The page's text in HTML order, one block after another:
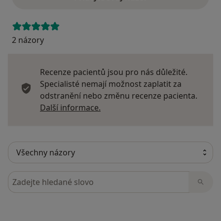
2 názory
Recenze pacientů jsou pro nás důležité.
Specialisté nemají možnost zaplatit za
odstranění nebo změnu recenze pacienta.
Další informace.
Hledejte v názorech